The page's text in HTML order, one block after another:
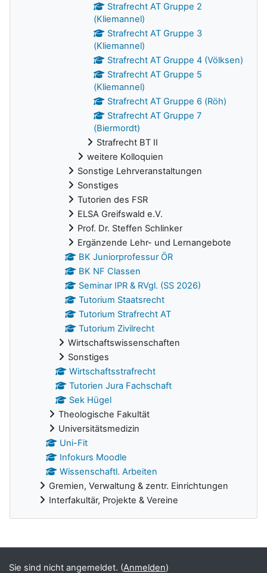
Strafrecht AT Gruppe 2
(Kliemannel)
Strafrecht AT Gruppe 3
(Kliemannel)
Strafrecht AT Gruppe 4 (Völksen)
Strafrecht AT Gruppe 5
(Kliemannel)
Strafrecht AT Gruppe 6 (Röh)
Strafrecht AT Gruppe 7
(Biermordt)
Strafrecht BT II
weitere Kolloquien
Sonstige Lehrveranstaltungen
Sonstiges
Tutorien des FSR
ELSA Greifswald e.V.
Prof. Dr. Steffen Schlinker
Ergänzende Lehr- und Lernangebote
BK Juniorprofessur ÖR
BK NF Classen
Seminar IPR & RVgl. (SS 2026)
Tutorium Staatsrecht
Tutorium Strafrecht AT
Tutorium Zivilrecht
Wirtschaftswissenschaften
Sonstiges
Wirtschaftsstrafrecht
Tutorien Jura Fachschaft
Sek Hügel
Theologische Fakultät
Universitätsmedizin
Uni-Fit
Infokurs Moodle
Wissenschaftl. Arbeiten
Gremien, Verwaltung & zentr. Einrichtungen
Interfakultär, Projekte & Vereine
Ergänzungsblöcke
Sie sind nicht angemeldet. (Anmelden)